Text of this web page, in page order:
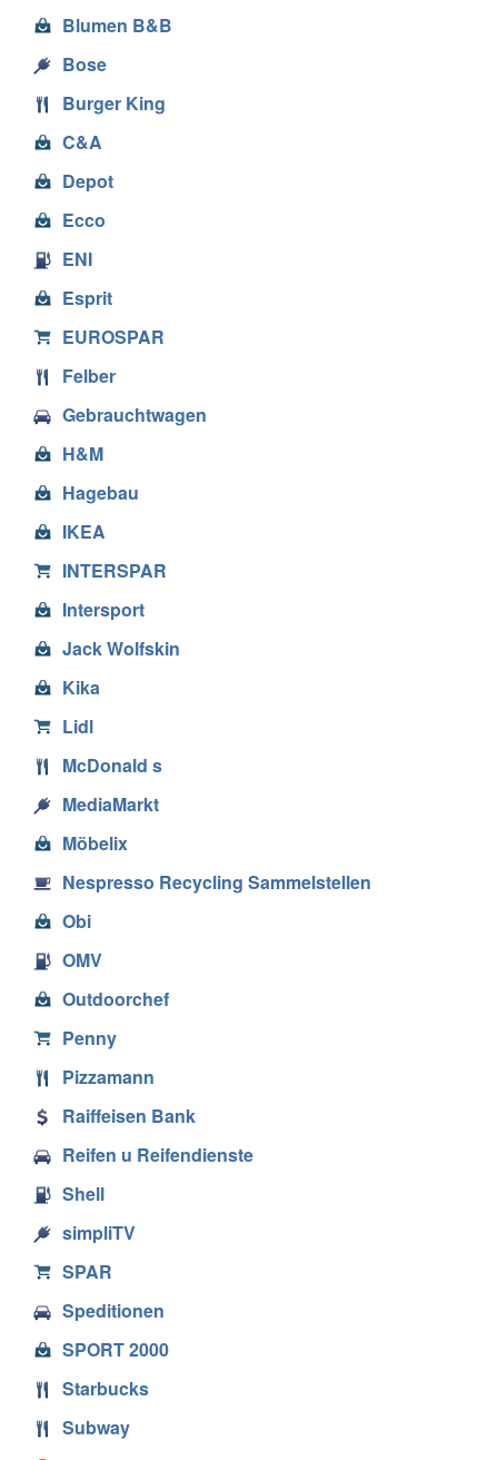
Blumen B&B
Bose
Burger King
C&A
Depot
Ecco
ENI
Esprit
EUROSPAR
Felber
Gebrauchtwagen
H&M
Hagebau
IKEA
INTERSPAR
Intersport
Jack Wolfskin
Kika
Lidl
McDonald s
MediaMarkt
Möbelix
Nespresso Recycling Sammelstellen
Obi
OMV
Outdoorchef
Penny
Pizzamann
Raiffeisen Bank
Reifen u Reifendienste
Shell
simpliTV
SPAR
Speditionen
SPORT 2000
Starbucks
Subway